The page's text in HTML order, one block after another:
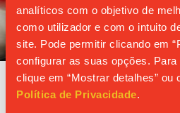
analíticos com o objetivo de
como utilizador e com o intuito
site. Pode permitir clicando em
configurar as suas opções.
clique em “Mostrar detalhes” ou
Política de Privacidade.
ANO LETIVO
Agenda